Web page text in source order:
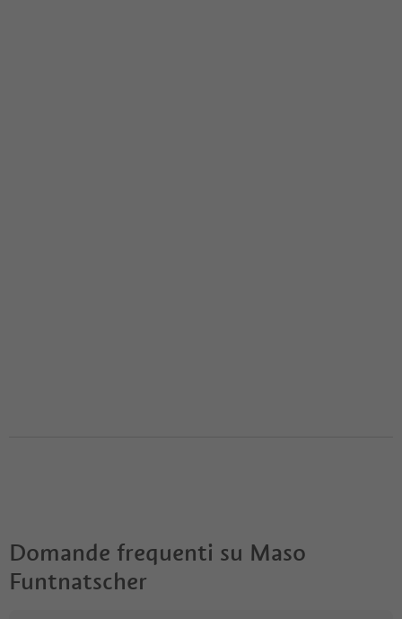
Domande frequenti su Maso
Funtnatscher